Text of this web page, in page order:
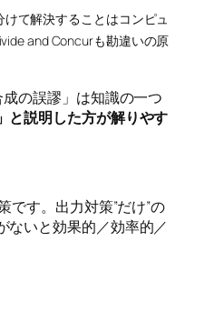
て解決することはコンピュ
and Concurも勘違いの原
の誤謬」は知識の一つ
と説明した方が解りやす
です。出力対策”だけ”の
ないと効果的／効率的／